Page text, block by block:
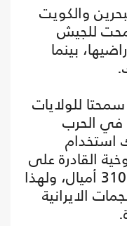
والكويت
للجيش
بينما
للولايات
في الحرب
استخدام
القادرة على
إطلاق صواريخ يتجاوز مداها 310 أميال، ولهذا
الايرانية